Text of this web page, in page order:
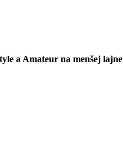
a Amateur na menšej lajne